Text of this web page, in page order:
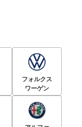
フォルクス
ワーゲン